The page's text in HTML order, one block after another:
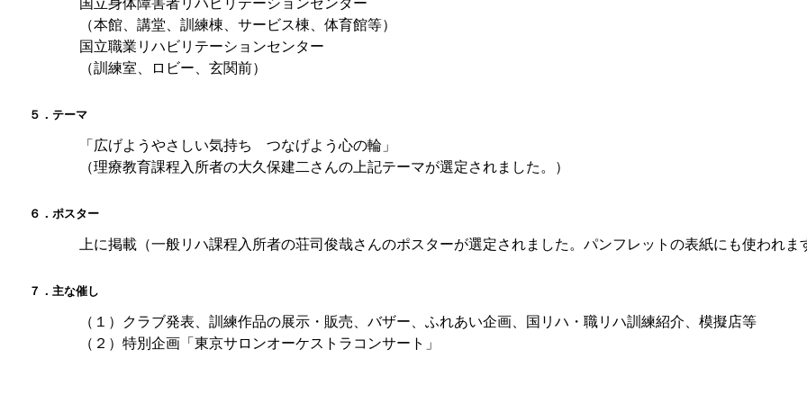
国立身体障害者リハビリテーションセンター
（本館、講堂、訓練棟、サービス棟、体育館等）
国立職業リハビリテーションセンター
（訓練室、ロビー、玄関前）
５．テーマ
「広げようやさしい気持ち つなげよう心の輪」
（理療教育課程入所者の大久保建二さんの上記テーマが選定されました。）
６．ポスター
上に掲載（一般リハ課程入所者の荘司俊哉さんのポスターが選定されました。パンフレットの表紙にも使われま
７．主な催し
（１）クラブ発表、訓練作品の展示・販売、バザー、ふれあい企画、国リハ・職リハ訓練紹介、模擬店等
（２）特別企画「東京サロンオーケストラコンサート」